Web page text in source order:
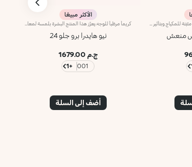
منعش
الأكثر مبيعًا
نيو هايدرا برو جلو 24
ج.م 1679.00
001
+1
أضف إلى السلة